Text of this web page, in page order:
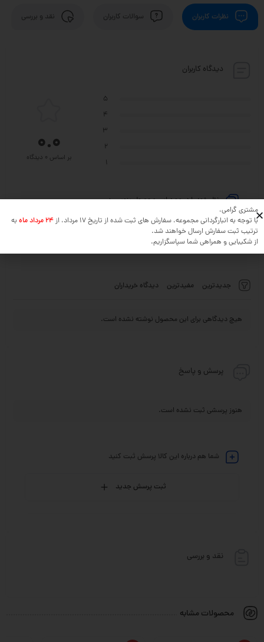
نظرات کاربران سوالات کاربران نقد و بررسی
دیدگاه کاربران
جدیدترین مفیدترین دیدگاه خریداران
هیچ دیدگاهی برای این محصول نوشته نشده است.
5
4
3
2
1
0.0
بر اساس 0 دیدگاه
نظر خود را در مورد این محصول بنویسید ...
افزودن دیدگاه
پرسش و پاسخ
هنوز پرسشی ثبت نشده است.
شما هم درباره این کالا پرسش ثبت کنید
ثبت پرسش جدید
نقد و بررسی
محصولات مشابه
مشتری گرامی،
با توجه به انبارگردانی مجموعه، سفارش های ثبت شده از تاریخ 17 مرداد، از
24 مرداد ماه
به
ترتیب ثبت سفارش ارسال خواهند شد.
از شکیبایی و همراهی شما سپاسگزاریم.